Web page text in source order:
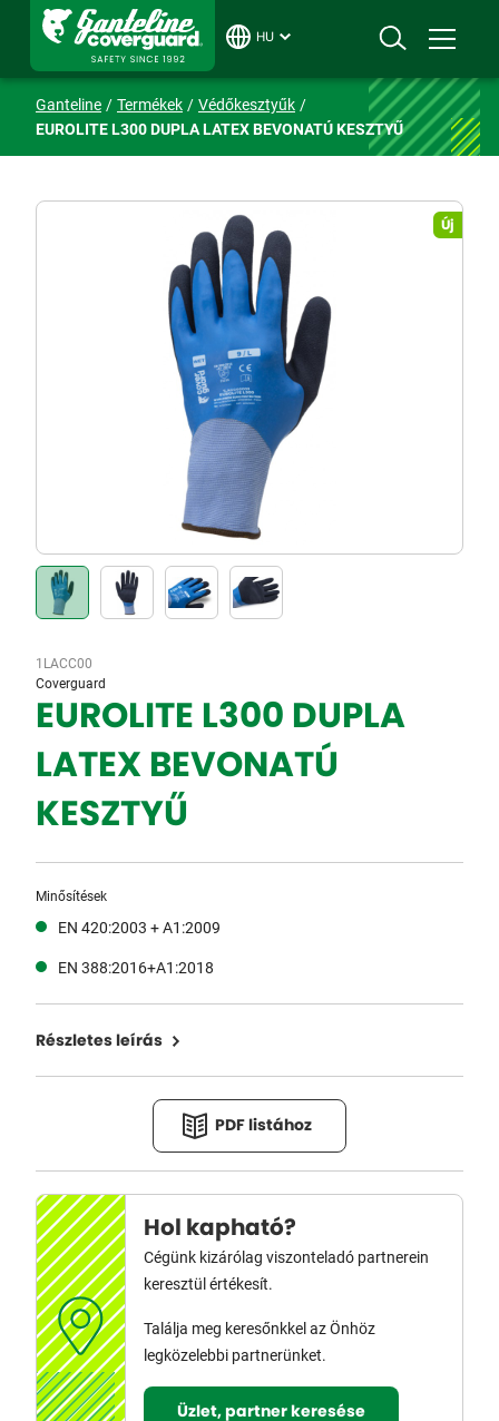
HU
Ganteline Termékek
Védőkesztyűk
EUROLITE L300 DUPLA LATEX BEVONATÚ KESZTYŰ
Új
1LACC00
Coverguard
EUROLITE L300 DUPLA
LATEX BEVONATÚ
KESZTYŰ
Minősítések
EN 420:2003 + A1:2009
EN 388:2016+A1:2018
Részletes leírás
PDF listához
Hol kapható?
Cégünk kizárólag viszonteladó partnerein
keresztül értékesít.
Találja meg keresőnkkel az Önhöz
legközelebbi partnerünket.
Üzlet, partner keresése